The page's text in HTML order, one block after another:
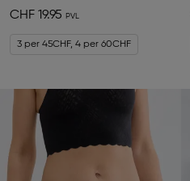
CHF 19.95
3 per 45CHF, 4 per 60CHF